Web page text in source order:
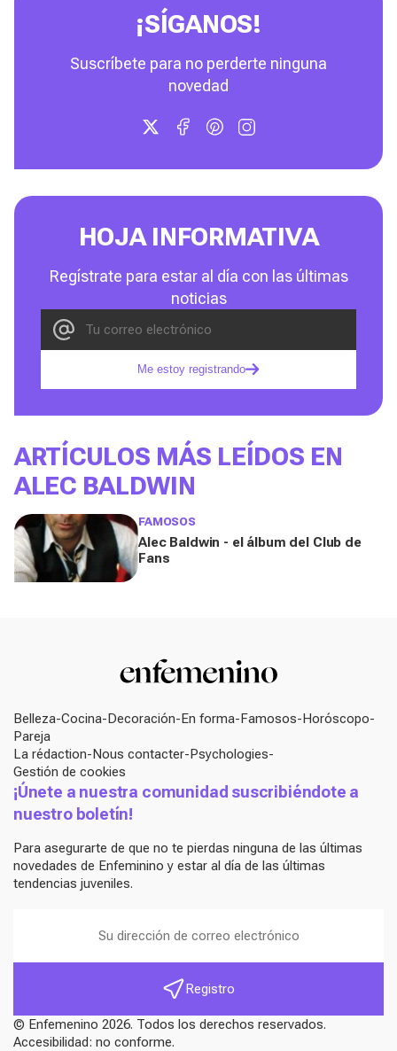
¡SÍGANOS!
Suscríbete para no perderte ninguna
novedad
HOJA INFORMATIVA
Regístrate para estar al día con las últimas
noticias
Me estoy registrando
ARTÍCULOS MÁS LEÍDOS EN
ALEC BALDWIN
FAMOSOS
Alec Baldwin - el álbum del Club de
Fans
Belleza Cocina Decoración En forma Famosos Horóscopo
Pareja
La rédaction Nous contacter Psychologies
Gestión de cookies
¡Únete a nuestra comunidad suscribiéndote a
nuestro boletín!
Para asegurarte de que no te pierdas ninguna de las últimas
novedades de Enfeminino y estar al día de las últimas
tendencias juveniles.
Registro
© Enfemenino 2026. Todos los derechos reservados.
Accesibilidad: no conforme.